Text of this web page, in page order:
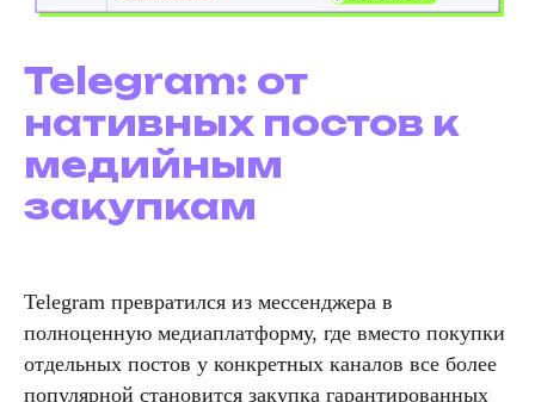
Telegram: от
нативных постов к
медийным
закупкам
Telegram превратился из мессенджера в
полноценную медиаплатформу, где вместо покупки
отдельных постов у конкретных каналов все более
популярной становится закупка гарантированных